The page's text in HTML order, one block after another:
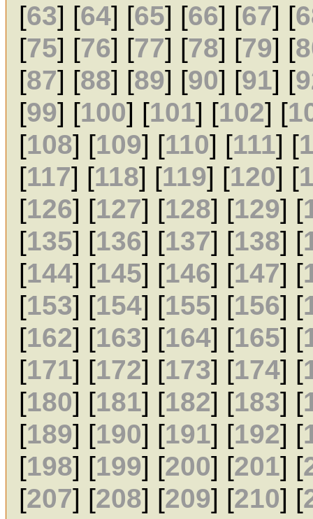
[63] [64] [65] [66] [67] [
[75] [76] [77] [78] [79] [
[87] [88] [89] [90] [91] [
[99] [100] [101] [102] [
[108] [109] [110] [111] [
[117] [118] [119] [120] [
[126] [127] [128] [129] [
[135] [136] [137] [138] [
[144] [145] [146] [147] [
[153] [154] [155] [156] [
[162] [163] [164] [165] [
[171] [172] [173] [174] [
[180] [181] [182] [183] [
[189] [190] [191] [192] [
[198] [199] [200] [201] [
[207] [208] [209] [210] [